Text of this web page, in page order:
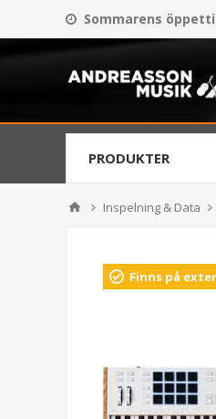
Sommarens
PRODUKTER
Inspelning & Data
Finns på